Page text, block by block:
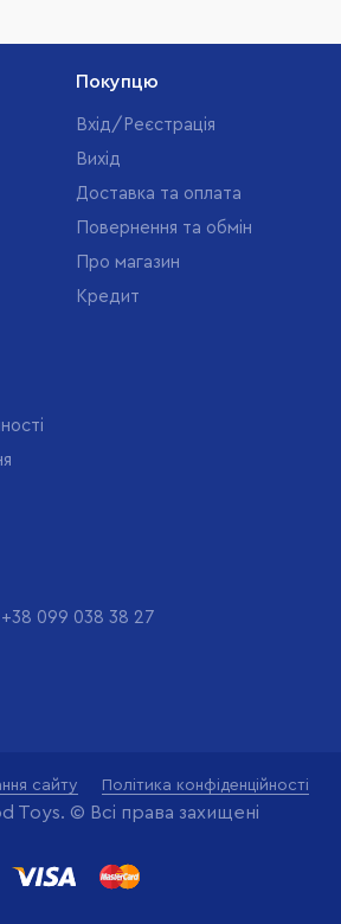
Покупцю
Вхід/Реєстрація
Вихід
Доставка та оплата
Повернення та обмін
Про магазин
Кредит
+38 099 038 38 27
сайту Політика конфіденційності
Toys. © Всі права захищені